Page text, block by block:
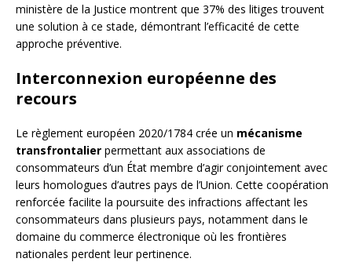
ministère de la Justice montrent que 37% des litiges trouvent
une solution à ce stade, démontrant l’efficacité de cette
approche préventive.
Interconnexion européenne des
recours
Le règlement européen 2020/1784 crée un mécanisme
transfrontalier permettant aux associations de
consommateurs d’un État membre d’agir conjointement avec
leurs homologues d’autres pays de l’Union. Cette coopération
renforcée facilite la poursuite des infractions affectant les
consommateurs dans plusieurs pays, notamment dans le
domaine du commerce électronique où les frontières
nationales perdent leur pertinence.